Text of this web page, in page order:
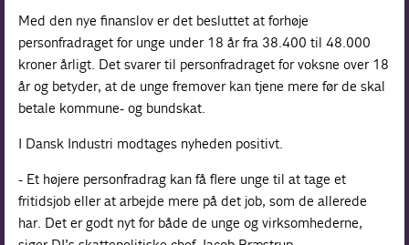
Med den nye finanslov er det besluttet at forhøje
personfradraget for unge under 18 år fra 38.400 til 48.000
kroner årligt. Det svarer til personfradraget for voksne over 18
år og betyder, at de unge fremover kan tjene mere før de skal
betale kommune- og bundskat.
I Dansk Industri modtages nyheden positivt.
- Et højere personfradrag kan få flere unge til at tage et
fritidsjob eller at arbejde mere på det job, som de allerede
har. Det er godt nyt for både de unge og virksomhederne,